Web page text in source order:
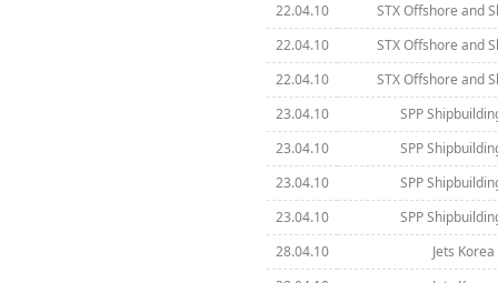
22.04.10
STX Offshore and
22.04.10
STX Offshore and
22.04.10
STX Offshore and
23.04.10
SPP
23.04.10
SPP
23.04.10
SPP
23.04.10
SPP
28.04.10
Jets